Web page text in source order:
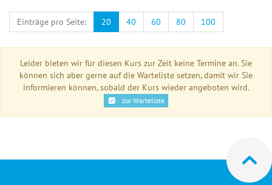
Einträge pro Seite: 20 40 60 80 100
Leider bieten wir für diesen Kurs zur Zeit keine Termine an. Sie
können sich aber gerne auf die Warteliste setzen, damit wir Sie
informieren können, sobald der Kurs wieder angeboten wird.
zur Warteliste